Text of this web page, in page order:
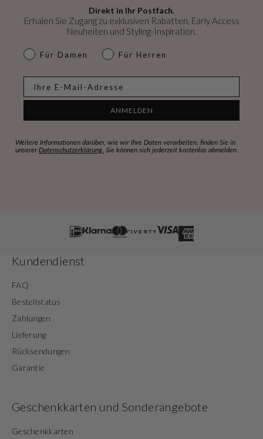
Direkt in Ihr Postfach.
Erhalen Sie Zugang zu exklusiven Rabatten, Early Access
Neuheiten und Styling-Inspiration.
dames & heren
Für Damen Für Herren
ANMELDEN
Weitere Informationen darüber, wie wir Ihre Daten verarbeiten, finden Sie in
unserer Datenschutzerklärung. Sie können sich jederzeit kostenlos abmelden.
Kundendienst
FAQ
Bestellstatus
Zahlungen
Lieferung
Rücksendungen
Garantie
Geschenkkarten und Sonderangebote
Geschenkkarten